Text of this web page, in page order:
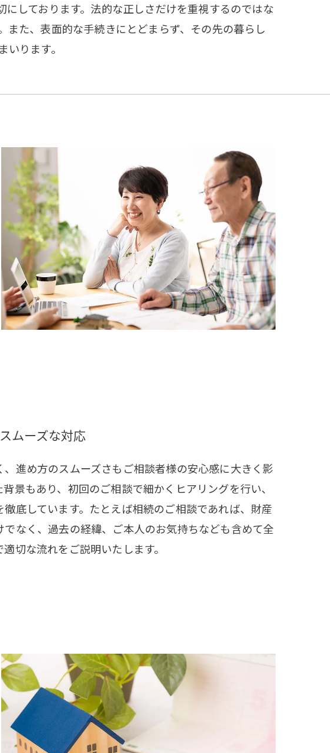
しております。法的な正しさだけを重視するのではな
た、表面的な手続きにとどまらず、その先の暮らし
ります。
ムーズな対応
進め方のスムーズさもご相談者様の安心感に大きく影
景もあり、初回のご相談で細かくヒアリングを行い、
底しています。たとえば相続のご相談であれば、財産
なく、過去の経緯、ご本人のお気持ちなども含めて全
切な流れをご説明いたします。